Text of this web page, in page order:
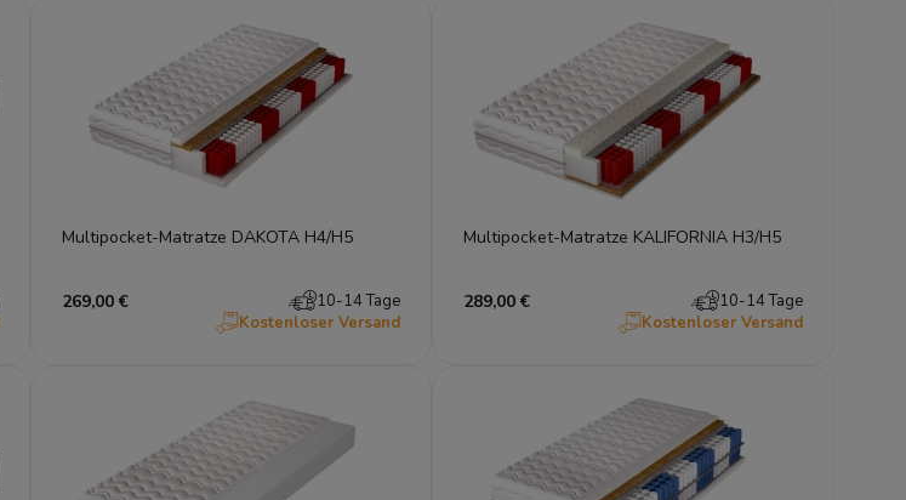
Multipocket-Matratze DAKOTA H4/H5
269,00 €
10-14 Tage
Kostenloser Versand
Multipocket-Matratze KALIFORNIA H3/H5
289,00 €
10-14 Tage
Kostenloser Versand